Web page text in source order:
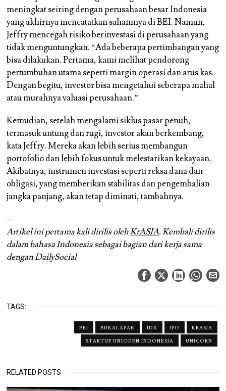
meningkat seiring dengan perusahaan besar Indonesia
yang akhirnya mencatatkan sahamnya di BEI. Namun,
Jeffry mencegah risiko berinvestasi di perusahaan yang
tidak menguntungkan. “Ada beberapa pertimbangan yang
bisa dilakukan. Pertama, kami melihat pendorong
pertumbuhan utama seperti margin operasi dan arus kas.
Dengan begitu, investor bisa mengetahui seberapa mahal
atau murahnya valuasi perusahaan.”
Kemudian, setelah mengalami siklus pasar penuh,
termasuk untung dan rugi, investor akan berkembang,
kata Jeffry. Mereka akan lebih serius membangun
portofolio dan lebih fokus untuk melestarikan kekayaan.
Akibatnya, instrumen investasi seperti reksa dana dan
obligasi, yang memberikan stabilitas dan pengembalian
jangka panjang, akan tetap diminati, tambahnya.
–
Artikel ini pertama kali dirilis olehKrASIA. Kembali dirilis
dalam bahasa Indonesia sebagai bagian dari kerja sama
dengan DailySocial
TAGS:
BEI BUKALAPAK IDX IPO
KRASIA
STARTUP UNICORN INDONESIA
UNICORN
RELATED POSTS